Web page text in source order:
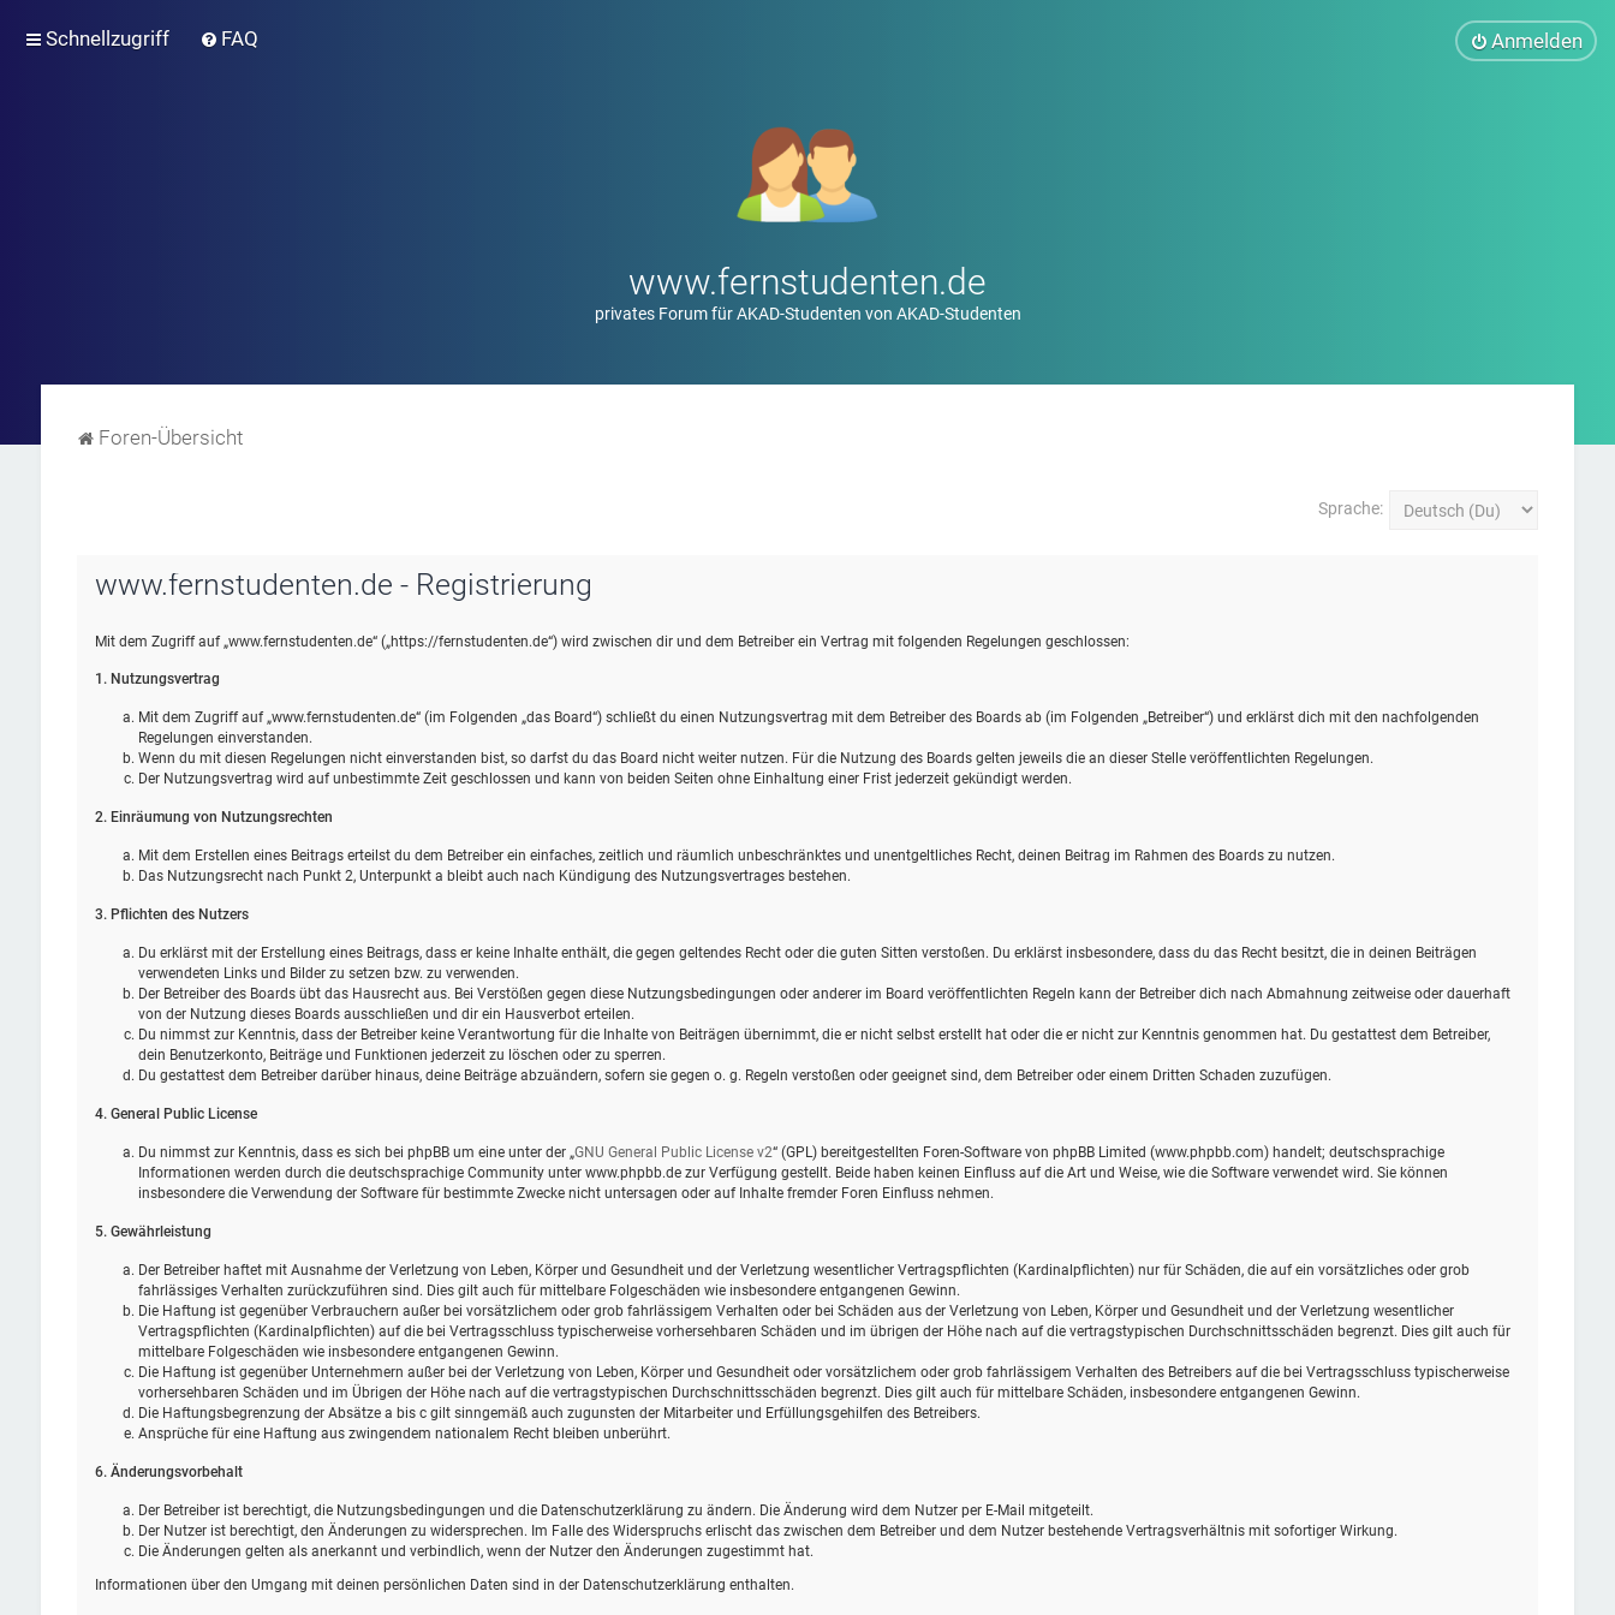
Schnellzugriff FAQ Anmelden
www.fernstudenten.de
privates Forum für AKAD-Studenten von AKAD-Studenten
Foren-Übersicht
Sprache:
www.fernstudenten.de - Registrierung
Mit dem Zugriff auf „www.fernstudenten.de“ („https://fernstudenten.de“) wird zwischen dir und dem Betreiber ein Vertrag mit folgenden Regelungen geschlossen:
1. Nutzungsvertrag
Mit dem Zugriff auf „www.fernstudenten.de“ (im Folgenden „das Board“) schließt du einen Nutzungsvertrag mit dem Betreiber des Boards ab (im Folgenden „Betreiber“) und erklärst dich mit den nachfolgenden
Regelungen einverstanden.
Wenn du mit diesen Regelungen nicht einverstanden bist, so darfst du das Board nicht weiter nutzen. Für die Nutzung des Boards gelten jeweils die an dieser Stelle veröffentlichten Regelungen.
Der Nutzungsvertrag wird auf unbestimmte Zeit geschlossen und kann von beiden Seiten ohne Einhaltung einer Frist jederzeit gekündigt werden.
2. Einräumung von Nutzungsrechten
Mit dem Erstellen eines Beitrags erteilst du dem Betreiber ein einfaches, zeitlich und räumlich unbeschränktes und unentgeltliches Recht, deinen Beitrag im Rahmen des Boards zu nutzen.
Das Nutzungsrecht nach Punkt 2, Unterpunkt a bleibt auch nach Kündigung des Nutzungsvertrages bestehen.
3. Pflichten des Nutzers
Du erklärst mit der Erstellung eines Beitrags, dass er keine Inhalte enthält, die gegen geltendes Recht oder die guten Sitten verstoßen. Du erklärst insbesondere, dass du das Recht besitzt, die in deinen Beiträgen
verwendeten Links und Bilder zu setzen bzw. zu verwenden.
Der Betreiber des Boards übt das Hausrecht aus. Bei Verstößen gegen diese Nutzungsbedingungen oder anderer im Board veröffentlichten Regeln kann der Betreiber dich nach Abmahnung zeitweise oder dauerhaft
von der Nutzung dieses Boards ausschließen und dir ein Hausverbot erteilen.
Du nimmst zur Kenntnis, dass der Betreiber keine Verantwortung für die Inhalte von Beiträgen übernimmt, die er nicht selbst erstellt hat oder die er nicht zur Kenntnis genommen hat. Du gestattest dem Betreiber,
dein Benutzerkonto, Beiträge und Funktionen jederzeit zu löschen oder zu sperren.
Du gestattest dem Betreiber darüber hinaus, deine Beiträge abzuändern, sofern sie gegen o. g. Regeln verstoßen oder geeignet sind, dem Betreiber oder einem Dritten Schaden zuzufügen.
4. General Public License
Du nimmst zur Kenntnis, dass es sich bei phpBB um eine unter der „GNU General Public License v2“ (GPL) bereitgestellten Foren-Software von phpBB Limited (www.phpbb.com) handelt; deutschsprachige
Informationen werden durch die deutschsprachige Community unter www.phpbb.de zur Verfügung gestellt. Beide haben keinen Einfluss auf die Art und Weise, wie die Software verwendet wird. Sie können
insbesondere die Verwendung der Software für bestimmte Zwecke nicht untersagen oder auf Inhalte fremder Foren Einfluss nehmen.
5. Gewährleistung
Der Betreiber haftet mit Ausnahme der Verletzung von Leben, Körper und Gesundheit und der Verletzung wesentlicher Vertragspflichten (Kardinalpflichten) nur für Schäden, die auf ein vorsätzliches oder grob
fahrlässiges Verhalten zurückzuführen sind. Dies gilt auch für mittelbare Folgeschäden wie insbesondere entgangenen Gewinn.
Die Haftung ist gegenüber Verbrauchern außer bei vorsätzlichem oder grob fahrlässigem Verhalten oder bei Schäden aus der Verletzung von Leben, Körper und Gesundheit und der Verletzung wesentlicher
Vertragspflichten (Kardinalpflichten) auf die bei Vertragsschluss typischerweise vorhersehbaren Schäden und im übrigen der Höhe nach auf die vertragstypischen Durchschnittsschäden begrenzt. Dies gilt auch für
mittelbare Folgeschäden wie insbesondere entgangenen Gewinn.
Die Haftung ist gegenüber Unternehmern außer bei der Verletzung von Leben, Körper und Gesundheit oder vorsätzlichem oder grob fahrlässigem Verhalten des Betreibers auf die bei Vertragsschluss typischerweise
vorhersehbaren Schäden und im Übrigen der Höhe nach auf die vertragstypischen Durchschnittsschäden begrenzt. Dies gilt auch für mittelbare Schäden, insbesondere entgangenen Gewinn.
Die Haftungsbegrenzung der Absätze a bis c gilt sinngemäß auch zugunsten der Mitarbeiter und Erfüllungsgehilfen des Betreibers.
Ansprüche für eine Haftung aus zwingendem nationalem Recht bleiben unberührt.
6. Änderungsvorbehalt
Der Betreiber ist berechtigt, die Nutzungsbedingungen und die Datenschutzerklärung zu ändern. Die Änderung wird dem Nutzer per E-Mail mitgeteilt.
Der Nutzer ist berechtigt, den Änderungen zu widersprechen. Im Falle des Widerspruchs erlischt das zwischen dem Betreiber und dem Nutzer bestehende Vertragsverhältnis mit sofortiger Wirkung.
Die Änderungen gelten als anerkannt und verbindlich, wenn der Nutzer den Änderungen zugestimmt hat.
Informationen über den Umgang mit deinen persönlichen Daten sind in der Datenschutzerklärung enthalten.